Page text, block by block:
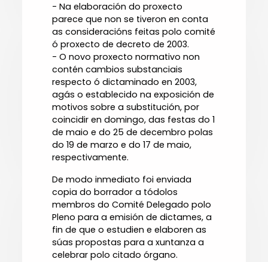
- Na elaboración do proxecto
parece que non se tiveron en conta
as consideracións feitas polo comité
ó proxecto de decreto de 2003.
- O novo proxecto normativo non
contén cambios substanciais
respecto ó dictaminado en 2003,
agás o establecido na exposición de
motivos sobre a substitución, por
coincidir en domingo, das festas do 1
de maio e do 25 de decembro polas
do 19 de marzo e do 17 de maio,
respectivamente.
De modo inmediato foi enviada
copia do borrador a tódolos
membros do Comité Delegado polo
Pleno para a emisión de dictames, a
fin de que o estudien e elaboren as
súas propostas para a xuntanza a
celebrar polo citado órgano.